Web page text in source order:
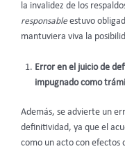
la invalidez de los
responsableestuvo
mantuviera viva la
Error en el juicio de
impugnado como
Además, se advierte un
definitividad, ya que el
como un acto con efectos